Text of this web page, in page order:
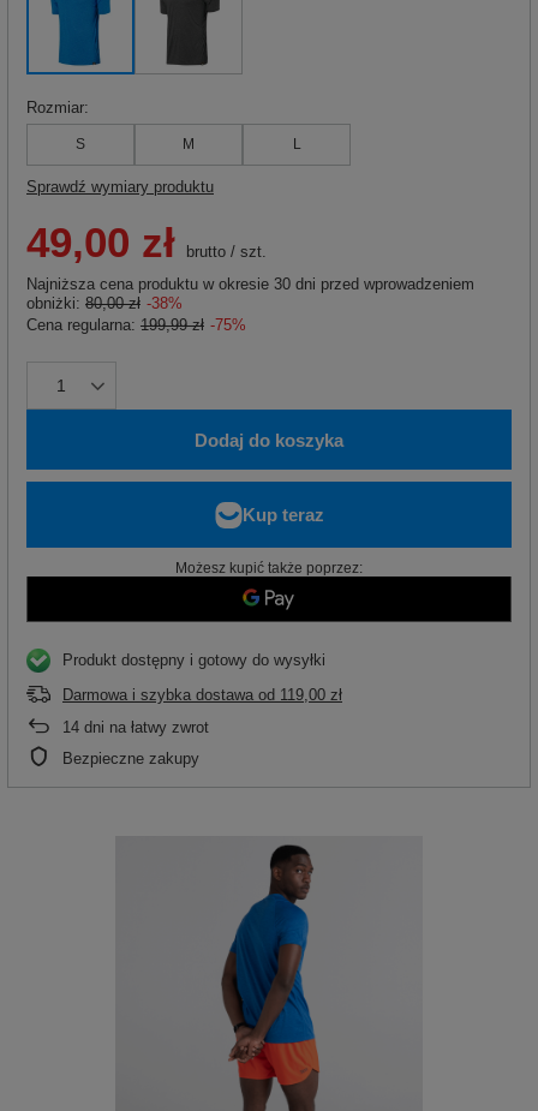
Rozmiar
S M L
Sprawdź wymiary produktu
49,00 zł brutto / szt.
Najniższa cena produktu w okresie 30 dni przed wprowadzeniem
obniżki: 80,00 zł -38%
Cena regularna: 199,99 zł -75%
Dodaj do koszyka
Możesz kupić także poprzez:
Produkt dostępny i gotowy do wysyłki
Darmowa i szybka dostawa od 119,00 zł
14 dni na łatwy zwrot
Bezpieczne zakupy